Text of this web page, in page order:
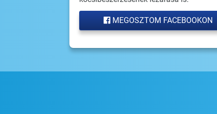
MEGOSZTOM FACEBOOKON